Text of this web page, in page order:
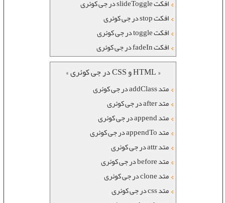
افکت slideToggle در جی کوئری
افکت stop در جی کوئری
افکت toggle در جی کوئری
افکت fadeIn در جی کوئری
« HTML و CSS در جی کوئری »
متد addClass در جی کوئری
متد after در جی کوئری
متد append در جی کوئری
متد appendTo در جی کوئری
متد attr در جی کوئری
متد before در جی کوئری
متد clone در جی کوئری
متد css در جی کوئری